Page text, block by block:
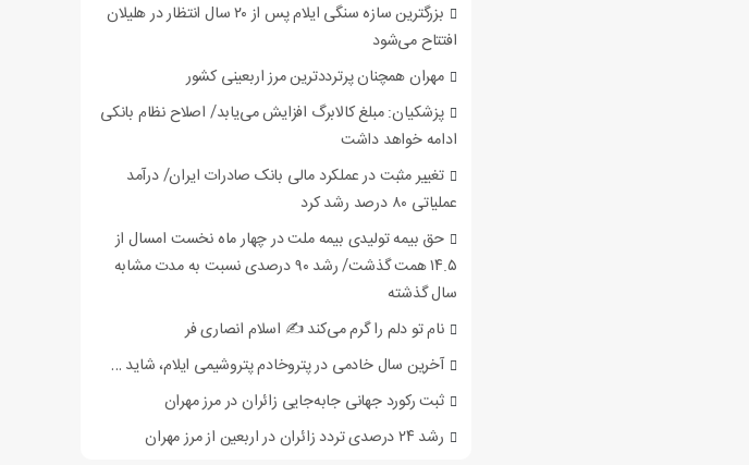
بزرگترین سازه سنگی ایلام پس از ۲۰ سال انتظار در هلیلان
افتتاح می‌شود
مهران همچنان پرترددترین مرز اربعینی کشور
پزشکیان: مبلغ کالابرگ افزایش می‌یابد/ اصلاح نظام بانکی
ادامه خواهد داشت
تغییر مثبت در عملکرد مالی بانک صادرات ایران/ درآمد
عملیاتی ۸۰ درصد رشد کرد
حق بیمه تولیدی بیمه ملت در چهار ماه نخست امسال از
۱۴.۵ همت گذشت/ رشد ۹۰ درصدی نسبت به مدت مشابه
سال گذشته
نام تو دلم را گرم می‌کند ✍️ اسلام انصاری فر
آخرین سال خادمی در پتروخادم پتروشیمی ایلام، شاید …
ثبت رکورد جهانی جابه‌جایی زائران در مرز مهران
رشد ۲۴ درصدی تردد زائران در اربعین از مرز مهران